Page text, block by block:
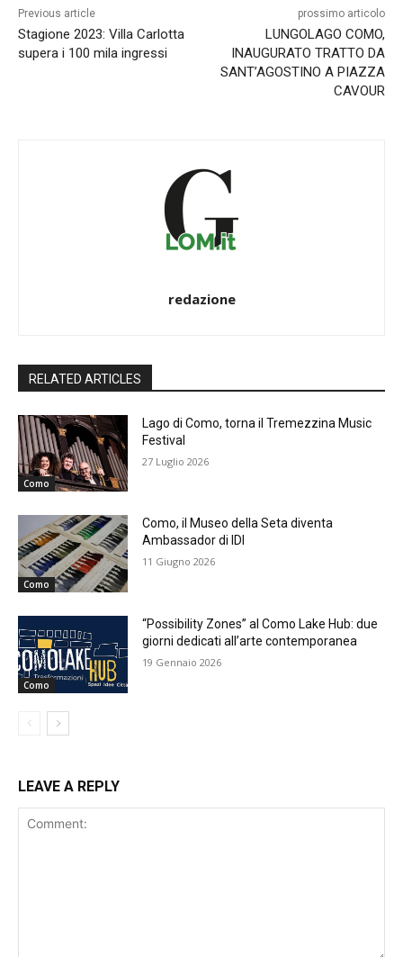
Previous article
Stagione 2023: Villa Carlotta
supera i 100 mila ingressi
prossimo articolo
LUNGOLAGO COMO,
INAUGURATO TRATTO DA
SANT’AGOSTINO A PIAZZA
CAVOUR
redazione
RELATED ARTICLES
Como
Lago di Como, torna il Tremezzina Music
Festival
27 Luglio 2026
Como
Como, il Museo della Seta diventa
Ambassador di IDI
11 Giugno 2026
Como
“Possibility Zones” al Como Lake Hub: due
giorni dedicati all’arte contemporanea
19 Gennaio 2026
LEAVE A REPLY